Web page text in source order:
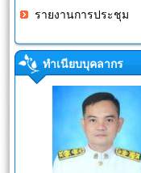
รายงานการประชุม
ทำเนียบบุคลากร